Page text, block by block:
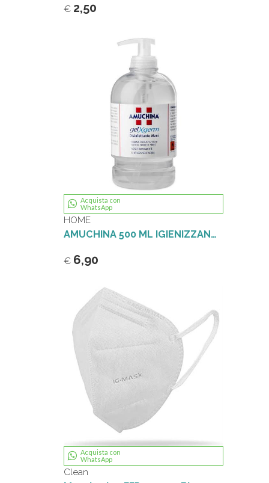
€ 2,50
Acquista con
WhatsApp
HOME
AMUCHINA 500 ML IGIENIZZANTE GEL PER MANI IN FLACONE CON EROGATORE
€ 6,90
Acquista con
WhatsApp
Clean